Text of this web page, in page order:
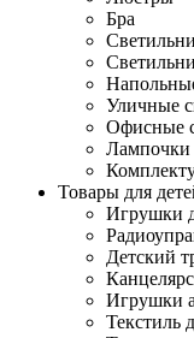
Бра
Уличные
Офисные
Лампочки
Товары для
Игрушки
Детский
Игрушки
Текстиль